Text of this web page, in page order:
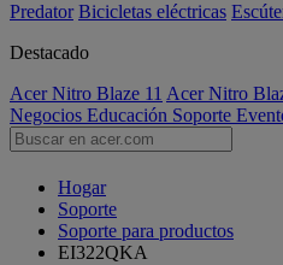
Predator Bicicletas eléctricas
Destacado
Acer Nitro Blaze 11 Acer Nitro
Negocios Educación Soporte
Hogar
Soporte
Soporte para productos
EI322QKA